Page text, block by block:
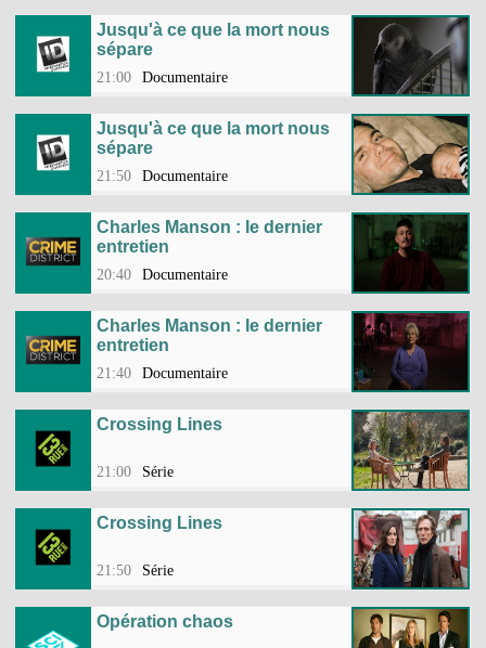
Jusqu'à ce que la mort nous
sépare
21:00 Documentaire
Jusqu'à ce que la mort nous
sépare
21:50 Documentaire
Charles Manson : le dernier
entretien
20:40 Documentaire
Charles Manson : le dernier
entretien
21:40 Documentaire
Crossing Lines
21:00 Série
Crossing Lines
21:50 Série
Opération chaos